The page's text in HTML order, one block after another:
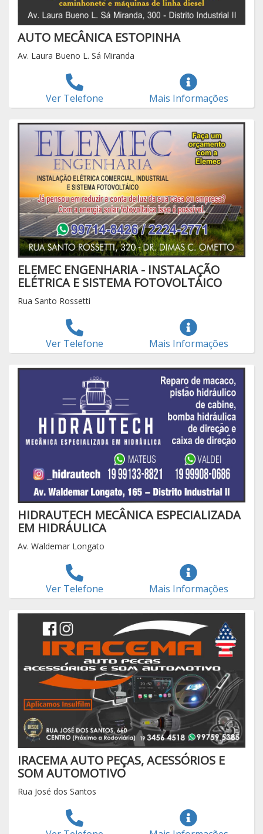
AUTO MECÂNICA ESTOPINHA
Av. Laura Bueno L. Sá Miranda
Ver Telefone Mais Informações
ELEMEC ENGENHARIA - INSTALAÇÃO
ELÉTRICA E SISTEMA FOTOVOLTÁICO
Rua Santo Rossetti
Ver Telefone Mais Informações
HIDRAUTECH MECÂNICA ESPECIALIZADA
EM HIDRÁULICA
Av. Waldemar Longato
Ver Telefone Mais Informações
IRACEMA AUTO PEÇAS, ACESSÓRIOS E
SOM AUTOMOTIVO
Rua José dos Santos